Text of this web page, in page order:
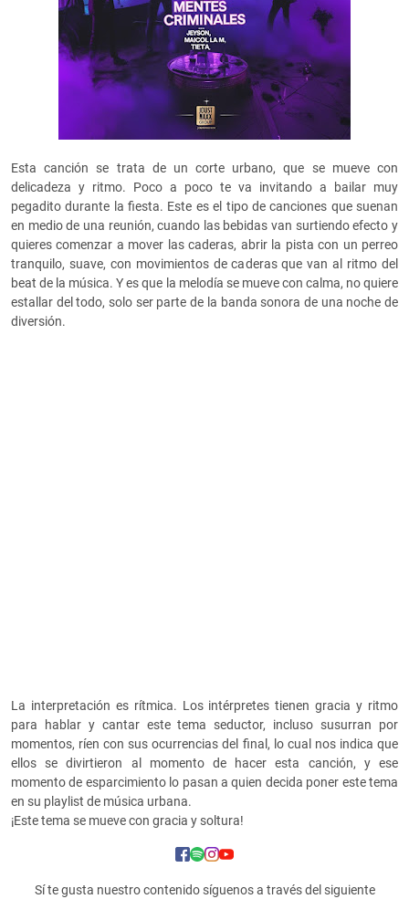
Esta canción se trata de un corte urbano, que se mueve con
delicadeza y ritmo. Poco a poco te va invitando a bailar muy
pegadito durante la fiesta. Este es el tipo de canciones que suenan
en medio de una reunión, cuando las bebidas van surtiendo efecto y
quieres comenzar a mover las caderas, abrir la pista con un perreo
tranquilo, suave, con movimientos de caderas que van al ritmo del
beat de la música. Y es que la melodía se mueve con calma, no quiere
estallar del todo, solo ser parte de la banda sonora de una noche de
diversión.
La interpretación es rítmica. Los intérpretes tienen gracia y ritmo
para hablar y cantar este tema seductor, incluso susurran por
momentos, ríen con sus ocurrencias del final, lo cual nos indica que
ellos se divirtieron al momento de hacer esta canción, y ese
momento de esparcimiento lo pasan a quien decida poner este tema
en su playlist de música urbana.
¡Este tema se mueve con gracia y soltura!
Sí te gusta nuestro contenido síguenos a través del siguiente